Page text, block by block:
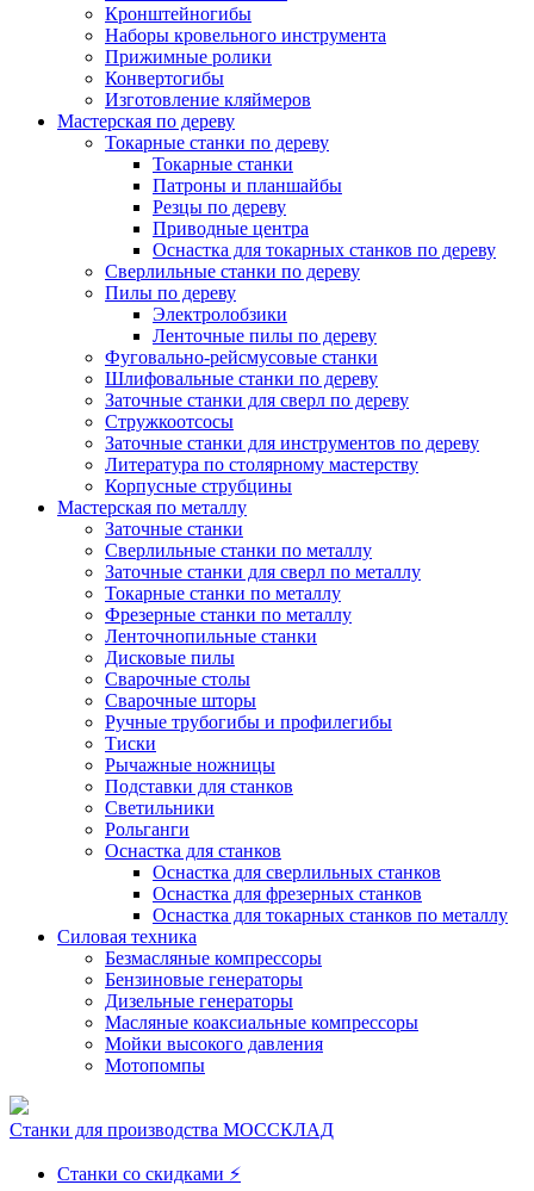
Кронштейногибы
Наборы кровельного инструмента
Прижимные ролики
Конвертогибы
Изготовление кляймеров
Мастерская по дереву
Токарные станки по дереву
Токарные станки
Патроны и планшайбы
Резцы по дереву
Приводные центра
Оснастка для токарных станков по дереву
Сверлильные станки по дереву
Пилы по дереву
Электролобзики
Ленточные пилы по дереву
Фуговально-рейсмусовые станки
Шлифовальные станки по дереву
Заточные станки для сверл по дереву
Стружкоотсосы
Заточные станки для инструментов по дереву
Литература по столярному мастерству
Корпусные струбцины
Мастерская по металлу
Заточные станки
Сверлильные станки по металлу
Заточные станки для сверл по металлу
Токарные станки по металлу
Фрезерные станки по металлу
Ленточнопильные станки
Дисковые пилы
Сварочные столы
Сварочные шторы
Ручные трубогибы и профилегибы
Тиски
Рычажные ножницы
Подставки для станков
Светильники
Рольганги
Оснастка для станков
Оснастка для сверлильных станков
Оснастка для фрезерных станков
Оснастка для токарных станков по металлу
Силовая техника
Безмасляные компрессоры
Бензиновые генераторы
Дизельные генераторы
Масляные коаксиальные компрессоры
Мойки высокого давления
Мотопомпы
Станки для производства МОССКЛАД
Станки со скидками ⚡